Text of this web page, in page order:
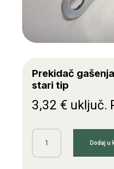
Prekidač
stari tip
3,32 € uključ.
Prekidač
gašenja
Dodaj u